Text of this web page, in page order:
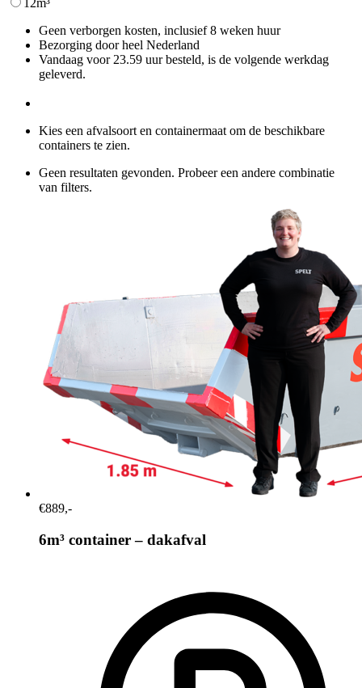
12m³
Geen verborgen kosten, inclusief 8 weken huur
Bezorging door heel Nederland
Vandaag voor 23.59 uur besteld, is de volgende werkdag
geleverd.
Kies een afvalsoort en containermaat om de beschikbare
containers te zien.
Geen resultaten gevonden. Probeer een andere combinatie
van filters.
€889,-
6m³ container – dakafval